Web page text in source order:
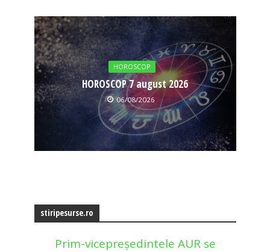
HOROSCOP
HOROSCOP 7 august 2026
06/08/2026
stiripesurse.ro
Prim-vicepreședintele AUR se